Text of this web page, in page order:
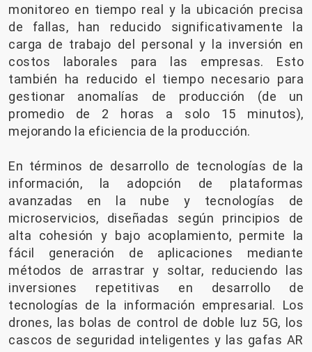
monitoreo en tiempo real y la ubicación precisa
de fallas, han reducido significativamente la
carga de trabajo del personal y la inversión en
costos laborales para las empresas. Esto
también ha reducido el tiempo necesario para
gestionar anomalías de producción (de un
promedio de 2 horas a solo 15 minutos),
mejorando la eficiencia de la producción.
En términos de desarrollo de tecnologías de la
información, la adopción de plataformas
avanzadas en la nube y tecnologías de
microservicios, diseñadas según principios de
alta cohesión y bajo acoplamiento, permite la
fácil generación de aplicaciones mediante
métodos de arrastrar y soltar, reduciendo las
inversiones repetitivas en desarrollo de
tecnologías de la información empresarial. Los
drones, las bolas de control de doble luz 5G, los
cascos de seguridad inteligentes y las gafas AR